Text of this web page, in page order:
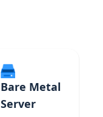
Bare Metal
Server